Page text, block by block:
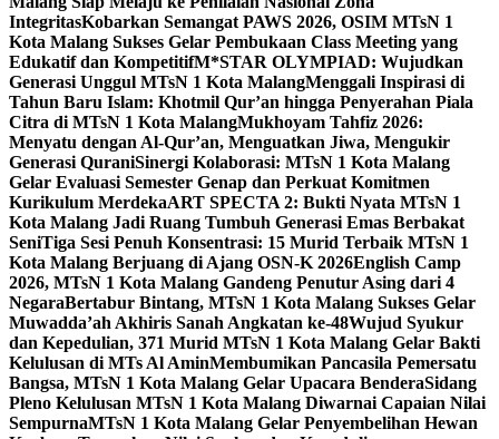
IntegritasKobarkan Semangat PAWS 2026, OSIM MTsN 1
Kota Malang Sukses Gelar Pembukaan Class Meeting yang
Edukatif dan KompetitifM*STAR OLYMPIAD: Wujudkan
Generasi Unggul MTsN 1 Kota MalangMenggali Inspirasi di
Tahun Baru Islam: Khotmil Qur’an hingga Penyerahan Piala
Citra di MTsN 1 Kota MalangMukhoyam Tahfiz 2026:
Menyatu dengan Al-Qur’an, Menguatkan Jiwa, Mengukir
Generasi QuraniSinergi Kolaborasi: MTsN 1 Kota Malang
Gelar Evaluasi Semester Genap dan Perkuat Komitmen
Kurikulum MerdekaART SPECTA 2: Bukti Nyata MTsN 1
Kota Malang Jadi Ruang Tumbuh Generasi Emas Berbakat
SeniTiga Sesi Penuh Konsentrasi: 15 Murid Terbaik MTsN 1
Kota Malang Berjuang di Ajang OSN-K 2026English Camp
2026, MTsN 1 Kota Malang Gandeng Penutur Asing dari 4
NegaraBertabur Bintang, MTsN 1 Kota Malang Sukses Gelar
Muwadda’ah Akhiris Sanah Angkatan ke-48Wujud Syukur
dan Kepedulian, 371 Murid MTsN 1 Kota Malang Gelar Bakti
Kelulusan di MTs Al AminMembumikan Pancasila Pemersatu
Bangsa, MTsN 1 Kota Malang Gelar Upacara BenderaSidang
Pleno Kelulusan MTsN 1 Kota Malang Diwarnai Capaian Nilai
SempurnaMTsN 1 Kota Malang Gelar Penyembelihan Hewan